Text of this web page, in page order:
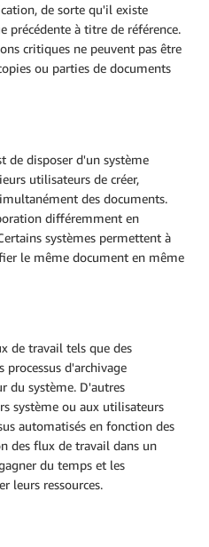
de sorte qu'il existe
précédente à titre de référence.
critiques ne peuvent pas être
ou parties de documents
de disposer d'un système
utilisateurs de créer,
des documents.
différemment en
systèmes permettent à
le même document en même
de travail tels que des
processus d'archivage
du système. D'autres
système ou aux utilisateurs
automatisés en fonction des
des flux de travail dans un
du temps et les
leurs ressources.